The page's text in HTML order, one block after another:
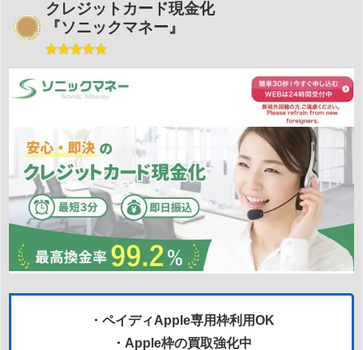
クレジットカード現金化
『ソニックマネー』
・ペイディApple専用枠利用OK
・Apple枠の買取強化中